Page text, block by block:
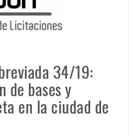
34/19:
de bases y
en la ciudad de